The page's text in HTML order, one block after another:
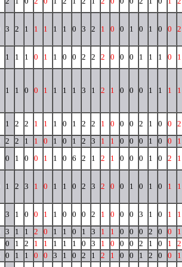
3 2 1 1 1 1 1 0 3 2 1 0 0 1 0 1 0 0 2
1 1 1 0 1 1 0 0 2 2 2 0 0 0 1 1 1 0 1
1 1 0 0 1 1 1 1 3 1 2 1 0 0 0 1 1 1 1
1 2 2 1 1 1 0 1 2 2 1 0 0 0 2 1 0 0 2
2 2 1 1 0 1 0 1 2 3 1 1 0 0 0 1 0 0 1
0 1 0 0 1 1 0 6 2 1 2 1 0 0 0 1 0 2 1
1 2 3 1 0 1 1 0 2 3 2 0 0 1 0 1 0 1 1
3 1 0 0 1 1 0 0 0 2 1 0 0 0 3 1 0 1 1
3 1 1 2 0 1 1 0 1 3 1 1 0 0 0 2 0 0 1
0 1 2 1 1 1 1 1 0 3 1 0 0 0 2 1 0 1 2
0 1 1 0 0 3 1 0 2 1 2 1 0 0 1 2 0 0 1